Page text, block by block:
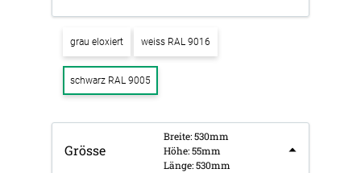
grau eloxiert weiss RAL 9016
schwarz RAL 9005
Grösse
Breite: 530mm
Höhe: 55mm
Länge: 530mm